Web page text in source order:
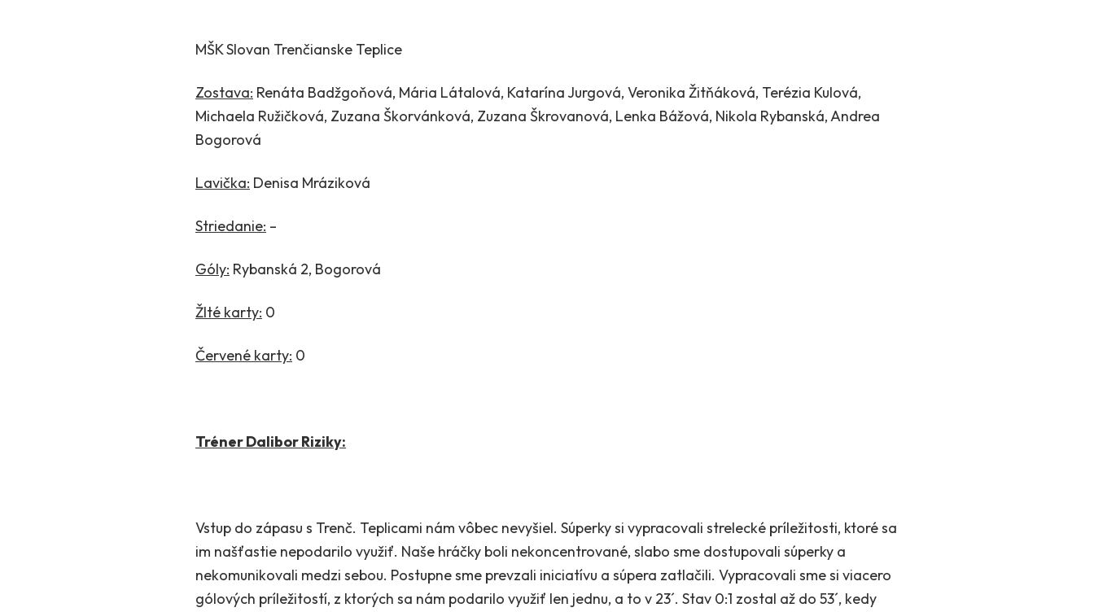
MŠK Slovan Trenčianske Teplice
Zostava: Renáta Badžgoňová, Mária Látalová, Katarína Jurgová, Veronika Žitňáková, Terézia Kulová,
Michaela Ružičková, Zuzana Škorvánková, Zuzana Škrovanová, Lenka Bážová, Nikola Rybanská, Andrea
Bogorová
Lavička: Denisa Mráziková
Striedanie: –
Góly: Rybanská 2, Bogorová
Žlté karty: 0
Červené karty: 0
Tréner Dalibor Riziky:
Vstup do zápasu s Trenč. Teplicami nám vôbec nevyšiel. Súperky si vypracovali strelecké príležitosti, ktoré sa
im našťastie nepodarilo využiť. Naše hráčky boli nekoncentrované, slabo sme dostupovali súperky a
nekomunikovali medzi sebou. Postupne sme prevzali iniciatívu a súpera zatlačili. Vypracovali sme si viacero
gólových príležitostí, z ktorých sa nám podarilo využiť len jednu, a to v 23´. Stav 0:1 zostal až do 53´, kedy